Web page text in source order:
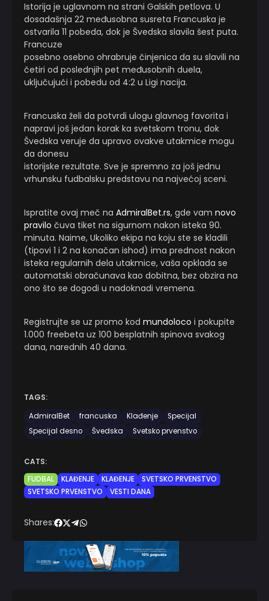
Istorija je uglavnom na strani Galskih petlova. U
dosadašnja 22 međusobna susreta Francuska je
ostvarila 11 pobeda, dok je Švedska slavila šest puta.
Francuze
posebno osebno ohrabruje činjenica da su slavili na
četiri od poslednjih pet međusobnih duela,
uključujući i pobedu od 4:2 u Ligi nacija.
Francuska želi da potvrdi ulogu glavnog favorita i
napravi još jedan korak ka svetskom tronu, dok
Švedska veruje da upravo ovakve utakmice mogu
da donesu
istorijske rezultate. Sve je spremno za još jednu
vrhunsku fudbalsku predstavu na najvećoj sceni.
Ispratite ovaj meč na AdmiralBet.rs, gde vam novo
pravilo čuva tiket na sigurnom nakon isteka 90.
minuta. Naime, Ukoliko ekipa na koju ste se kladili
(tipovi 1 i 2 na konačan ishod) ima prednost nakon
isteka regularnih dela utakmice, vaša opklada se
automatski obračunava kao dobitna, bez obzira na
ono što se dogodi u nadoknadi vremena.
Registrujte se uz promo kod mundoloco i pokupite
1.000 freebeta uz 100 besplatnih spinova svakog
dana, narednih 40 dana.
TAGS:
AdmiralBet
francuska Klađenje
Specijal
Specijal desno
Švedska Svetsko prvenstvo
CATS:
FUDBAL
KLAĐENJE KLAĐENJE
SVETSKO PRVENSTVO
SVETSKO PRVENSTVO
VESTI DANA
Shares: